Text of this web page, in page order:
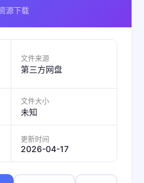
源下载
文件来源
第三方网盘
文件大小
未知
更新时间
2026-04-17